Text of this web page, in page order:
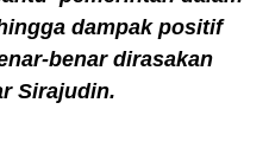
dampak positif
benar dirasakan
Sirajudin.